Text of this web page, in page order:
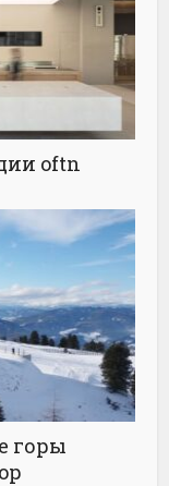
oftn
горы